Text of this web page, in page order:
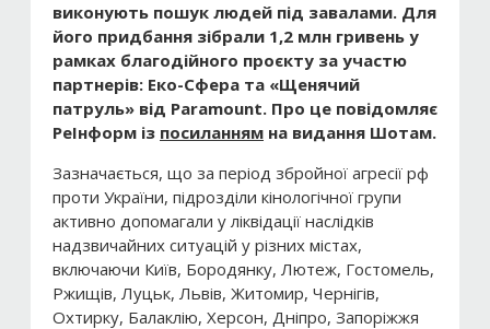
виконують пошук людей під завалами. Для
його придбання зібрали 1,2 млн гривень у
рамках благодійного проєкту за участю
партнерів: Еко-Сфера та «Щенячий
патруль» від Paramount. Про це повідомляє
РеІнформ із посиланням на видання Шотам.
Зазначається, що за період збройної агресії рф
проти України, підрозділи кінологічної групи
активно допомагали у ліквідації наслідків
надзвичайних ситуацій у різних містах,
включаючи Київ, Бородянку, Лютеж, Гостомель,
Ржищів, Луцьк, Львів, Житомир, Чернігів,
Охтирку, Балаклію, Херсон, Дніпро, Запоріжжя